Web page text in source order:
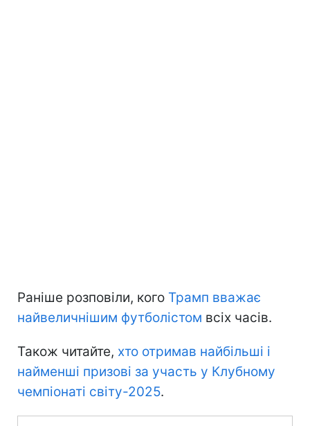
Раніше розповіли, кого Трамп вважає
найвеличнішим футболістом всіх часів.
Також читайте, хто отримав найбільші і
найменші призові за участь у Клубному
чемпіонаті світу-2025.